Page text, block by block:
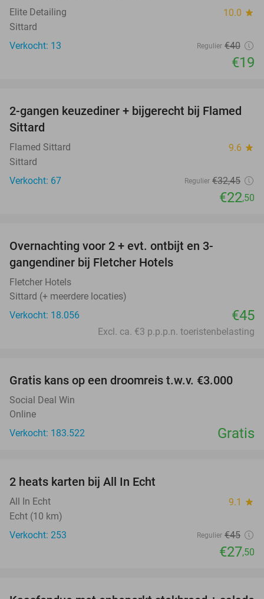
Elite Detailing 10.0 star
Sittard
Verkocht: 13
Regulier €40
€19
31%
2-gangen keuzediner + bijgerecht bij Flamed
Sittard
Flamed Sittard 9.6 star
Sittard
Verkocht: 67
Regulier €32,45
€22,50
Overnachting voor 2 + evt. ontbijt en 3-
gangendiner bij Fletcher Hotels
Fletcher Hotels
Sittard (+ meerdere locaties)
Verkocht: 18.056
€45
Excl. ca. €3 p.p.p.n. toeristenbelasting
Gratis kans op een droomreis t.w.v. €3.000
Social Deal Win
Online
Verkocht: 183.522
Gratis
2 heats karten bij All In Echt
All In Echt 9.1 star
Echt (10 km)
Verkocht: 253
Regulier €45
€27,50